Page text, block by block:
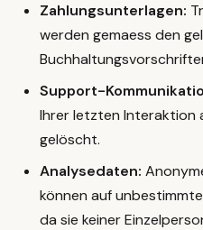
Zahlungsunterlagen:
werden gemaess den
Support-
Ihrer letzten Interaktion
gelöscht.
Analysedaten:
können auf
da sie keiner